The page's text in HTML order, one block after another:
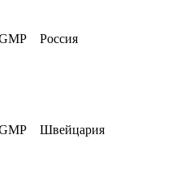
Россия
Швейцария